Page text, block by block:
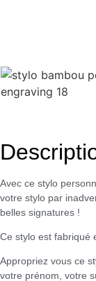
Avec ce stylo
votre stylo par
belles signatures !
Ce stylo est fabriqué
Appropriez vous ce
votre prénom, votre